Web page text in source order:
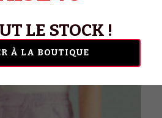
LE STOCK !
À LA BOUTIQUE